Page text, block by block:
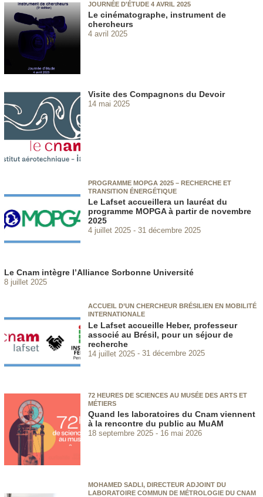
JOURNÉE D'ÉTUDE 4 AVRIL 2025
Le cinématographe, instrument de
chercheurs
4 avril 2025
Visite des Compagnons du Devoir
14 mai 2025
PROGRAMME MOPGA 2025 – RECHERCHE ET
TRANSITION ÉNERGÉTIQUE
Le Lafset accueillera un lauréat du
programme MOPGA à partir de novembre
2025
4 juillet 2025 31 décembre 2025
Le Cnam intègre l’Alliance Sorbonne Université
8 juillet 2025
ACCUEIL D’UN CHERCHEUR BRÉSILIEN EN MOBILITÉ
INTERNATIONALE
Le Lafset accueille Heber, professeur
associé au Brésil, pour un séjour de
recherche
14 juillet 2025 31 décembre 2025
72 HEURES DE SCIENCES AU MUSÉE DES ARTS ET
MÉTIERS
Quand les laboratoires du Cnam viennent
à la rencontre du public au MuAM
18 septembre 2025 16 mai 2026
MOHAMED SADLI, DIRECTEUR ADJOINT DU
LABORATOIRE COMMUN DE MÉTROLOGIE DU CNAM